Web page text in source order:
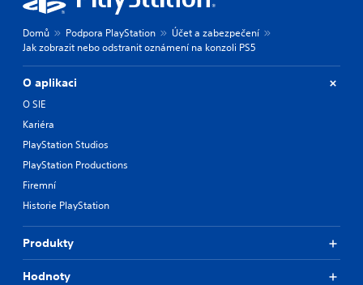
Domů Podpora PlayStation
Účet a zabezpečení
Jak zobrazit nebo odstranit oznámení na konzoli PS5
O aplikaci
O SIE
Kariéra
PlayStation Studios
PlayStation Productions
Firemní
Historie PlayStation
Produkty
Hodnoty